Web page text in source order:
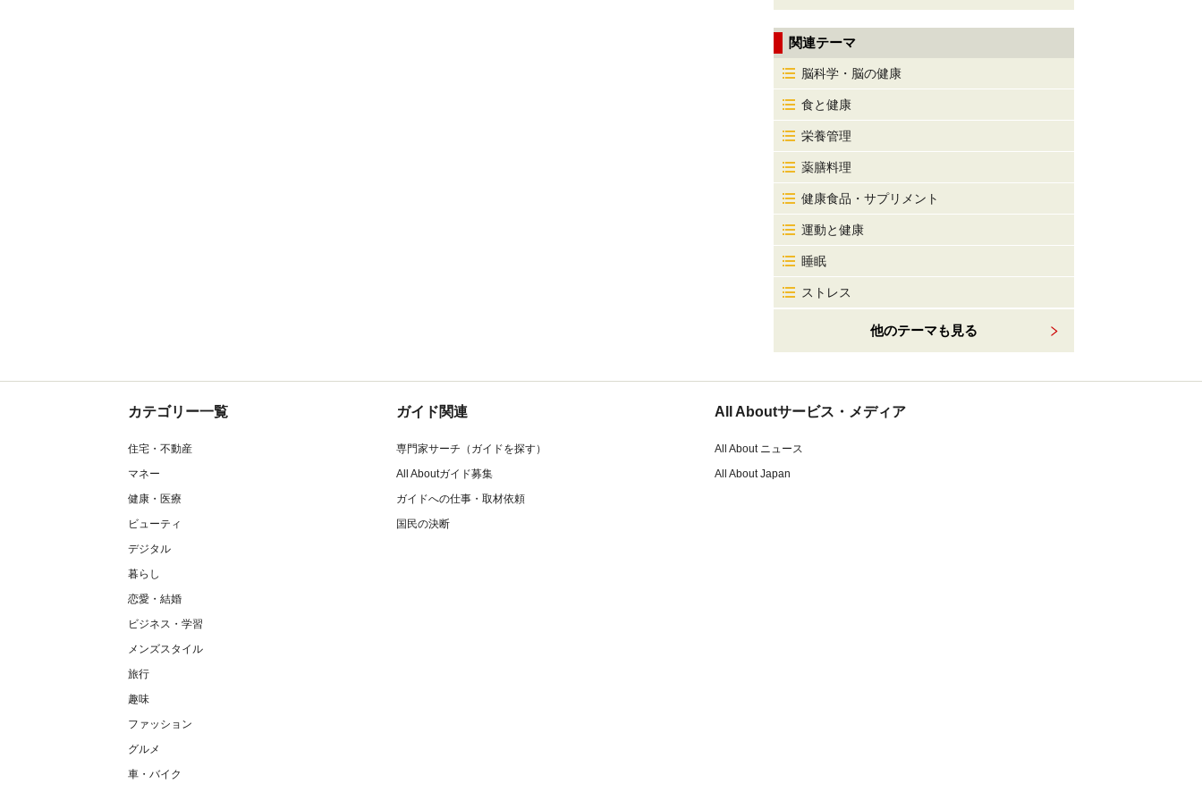
関連テーマ
脳科学・脳の健康
食と健康
栄養管理
薬膳料理
健康食品・サプリメント
運動と健康
睡眠
ストレス
他のテーマも見る
カテゴリー一覧
住宅・不動産
マネー
健康・医療
ビューティ
デジタル
暮らし
恋愛・結婚
ビジネス・学習
メンズスタイル
旅行
趣味
ファッション
グルメ
車・バイク
ガイド関連
専門家サーチ（ガイドを探す）
All Aboutガイド募集
ガイドへの仕事・取材依頼
国民の決断
All Aboutサービス・メディア
All About ニュース
All About Japan